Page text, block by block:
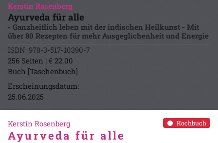
Kerstin Rosenberg
Ayurveda für alle
- Ganzheitlich leben mit der indischen Heilkunst - Mit
über 80 Rezepten für mehr Ausgeglichenheit und Energie
ISBN: 978-3-517-10390-7
256 Seiten | € 22.00
Buch [Taschenbuch]
Erscheinungsdatum:
25.06.2025
Kochbuch
Kerstin Rosenberg
Ayurveda für alle